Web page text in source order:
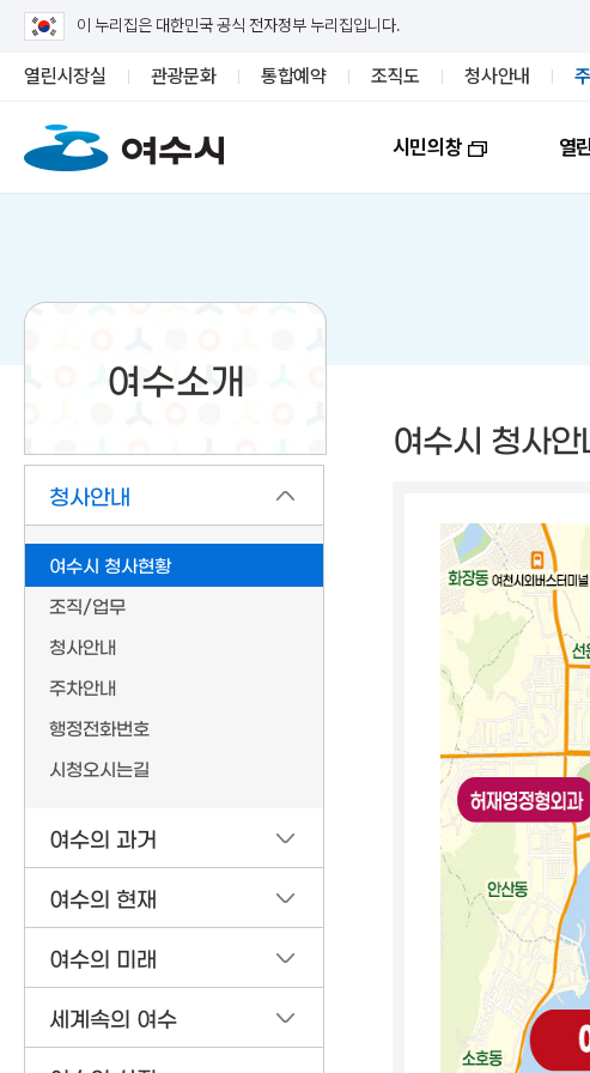
이 누리집은 대한민국 공식 전자정부 누리집입니다.
열린시장실 관광문화 통합예약 조직도 청사안내
시민의창 열
여수소개
청사안내
여수시 청사현황
조직/업무
청사안내
주차안내
행정전화번호
시청오시는길
여수의 과거
여수의 현재
여수의 미래
세계속의 여수
여수시 청사안